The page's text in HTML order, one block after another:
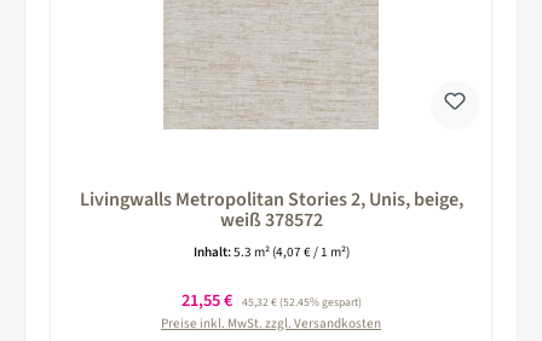
Livingwalls Metropolitan Stories 2, Unis, beige,
weiß 378572
Inhalt:5.3 m² (4,07 € / 1 m²)
Verkaufspreis:
21,55 € Regulärer Preis:
45,32 €(52.45% gespart)
Preise inkl. MwSt. zzgl. Versandkosten